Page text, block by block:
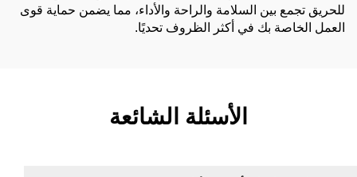
للحريق تجمع بين السلامة والراحة والأداء، مما يضمن حماية قوى
العمل الخاصة بك في أكثر الظروف تحديًا.
الأسئلة الشائعة